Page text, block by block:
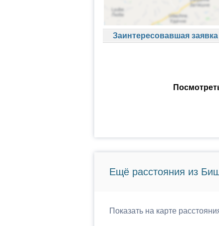
Заинтересовавшая заявка
Ещё расстояния из
Показать на карте